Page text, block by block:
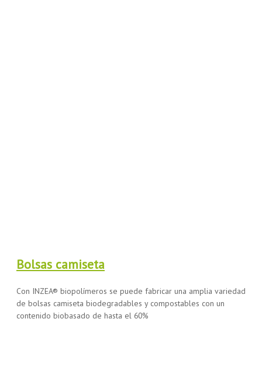
Bolsas camiseta
Con INZEA® biopolímeros se puede fabricar una amplia variedad
de bolsas camiseta biodegradables y compostables con un
contenido biobasado de hasta el 60%